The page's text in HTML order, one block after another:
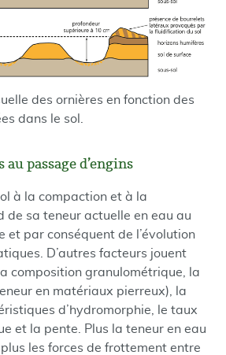
des ornières en fonction des
dans le sol.
passage d’engins
à la compaction et à la
de sa teneur actuelle en eau au
et par conséquent de l’évolution
D’autres facteurs jouent
composition granulométrique, la
en matériaux pierreux), la
d’hydromorphie, le taux
et la pente. Plus la teneur en eau
les forces de frottement entre